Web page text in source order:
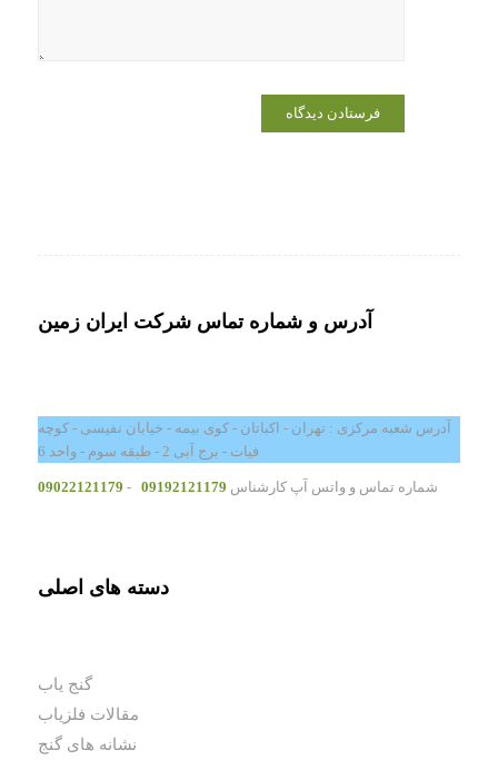
آدرس و شماره تماس شرکت ایران زمین
آدرس شعبه مرکزی : تهران - اکباتان - کوی بیمه - خیابان نفیسی - کوچه
فیات - برج آبی 2 - طبقه سوم - واحد 6
شماره تماس و واتس آپ کارشناس 09192121179
-
09022121179
دسته های اصلی
گنج یاب
مقالات فلزیاب
نشانه های گنج